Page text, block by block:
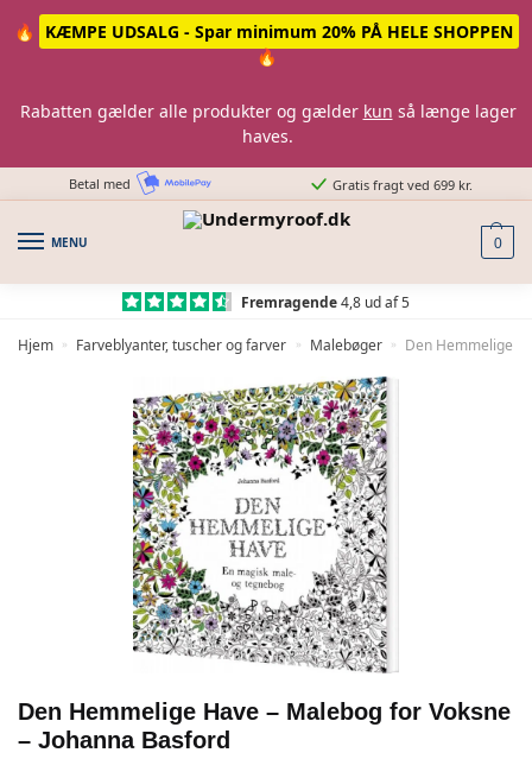
🔥
KÆMPE UDSALG - Spar minimum 20% PÅ HELE SHOPPEN
🔥
Rabatten gælder alle produkter og gælder kun så længe lager
haves.
Betal med Gratis fragt ved 699 kr.
MENU 0
Fremragende4,8 ud af 5
Hjem » Farveblyanter, tuscher og farver » Malebøger » Den Hemmelige
Den Hemmelige Have – Malebog for Voksne
– Johanna Basford